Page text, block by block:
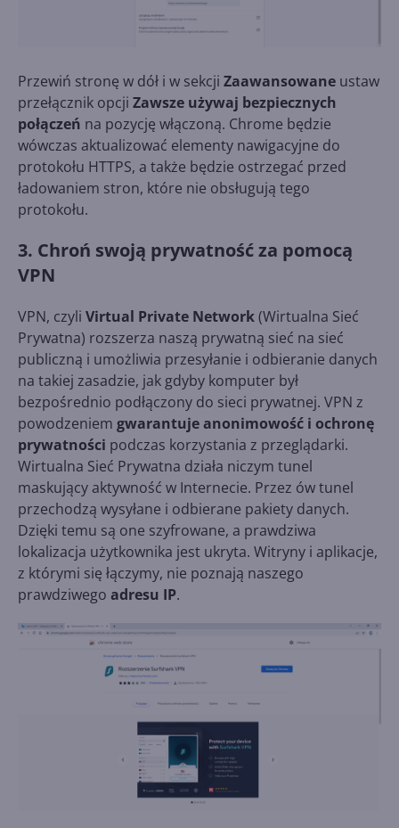
Przewiń stronę w dół i w sekcji Zaawansowane ustaw
przełącznik opcji Zawsze używaj bezpiecznych
połączeń na pozycję włączoną. Chrome będzie
wówczas aktualizować elementy nawigacyjne do
protokołu HTTPS, a także będzie ostrzegać przed
ładowaniem stron, które nie obsługują tego
protokołu.
3. Chroń swoją prywatność za pomocą
VPN
VPN, czyli Virtual Private Network(Wirtualna Sieć
Prywatna) rozszerza naszą prywatną sieć na sieć
publiczną i umożliwia przesyłanie i odbieranie danych
na takiej zasadzie, jak gdyby komputer był
bezpośrednio podłączony do sieci prywatnej. VPN z
powodzeniem gwarantuje anonimowość i ochronę
prywatności podczas korzystania z przeglądarki.
Wirtualna Sieć Prywatna działa niczym tunel
maskujący aktywność w Internecie. Przez ów tunel
przechodzą wysyłane i odbierane pakiety danych.
Dzięki temu są one szyfrowane, a prawdziwa
lokalizacja użytkownika jest ukryta. Witryny i aplikacje,
z którymi się łączymy, nie poznają naszego
prawdziwego adresu IP.